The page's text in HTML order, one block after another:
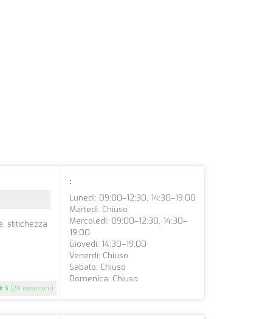
5 (29 recensioni)
stitichezza
:
Lunedì: 09:00–12:30, 14:30–19:00
Martedì: Chiuso
Mercoledì: 09:00–12:30, 14:30–
19:00
Giovedì: 14:30–19:00
Venerdì: Chiuso
Sabato: Chiuso
Domenica: Chiuso